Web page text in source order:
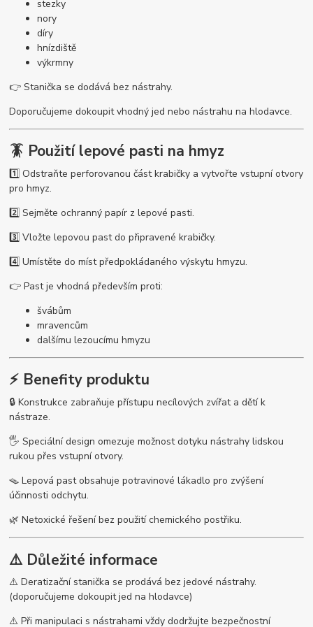
stezky
nory
díry
hnízdiště
výkrmny
👉 Stanička se dodává bez nástrahy.
Doporučujeme dokoupit vhodný jed nebo nástrahu na hlodavce.
🪳 Použití lepové pasti na hmyz
1️⃣ Odstraňte perforovanou část krabičky a vytvořte vstupní otvory
pro hmyz.
2️⃣ Sejměte ochranný papír z lepové pasti.
3️⃣ Vložte lepovou past do připravené krabičky.
4️⃣ Umístěte do míst předpokládaného výskytu hmyzu.
👉 Past je vhodná především proti:
švábům
mravencům
dalšímu lezoucímu hmyzu
⚡ Benefity produktu
🔒 Konstrukce zabraňuje přístupu necílových zvířat a dětí k
nástraze.
🖐️ Speciální design omezuje možnost dotyku nástrahy lidskou
rukou přes vstupní otvory.
🪤 Lepová past obsahuje potravinové lákadlo pro zvýšení
účinnosti odchytu.
🌿 Netoxické řešení bez použití chemického postřiku.
⚠️ Důležité informace
⚠️ Deratizační stanička se prodává bez jedové nástrahy.
(doporučujeme dokoupit jed na hlodavce)
⚠️ Při manipulaci s nástrahami vždy dodržujte bezpečnostní